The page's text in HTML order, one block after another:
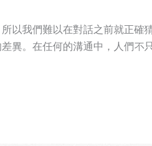
以我們難以在對話之前就正確
異。在任何的溝通中，人們不